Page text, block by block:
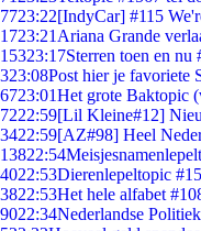
7723:22[IndyCar] #115
1723:21 Ariana Grande
15323:17Sterren toen en nu
323:08Post hier je favoriete
6723:01Het grote Baktopic
7222:59[Lil Kleine#12]
3422:59[AZ#98] Heel
13822:54
4022:53Dierenlepeltopic
3822:53Het hele alfabet
9022:34Nederlandse